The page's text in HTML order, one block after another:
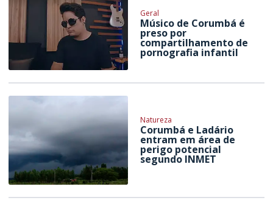
Geral
Músico de Corumbá é
preso por
compartilhamento de
pornografia infantil
Natureza
Corumbá e Ladário
entram em área de
perigo potencial
segundo INMET